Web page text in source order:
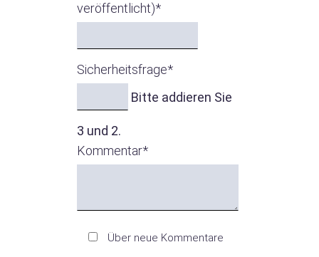
Lehrgängeveröffentlicht)*
Sicherheitsfrage*
Bitte addieren Sie
3 und 2.
Kommentar*
Über neue Kommentare